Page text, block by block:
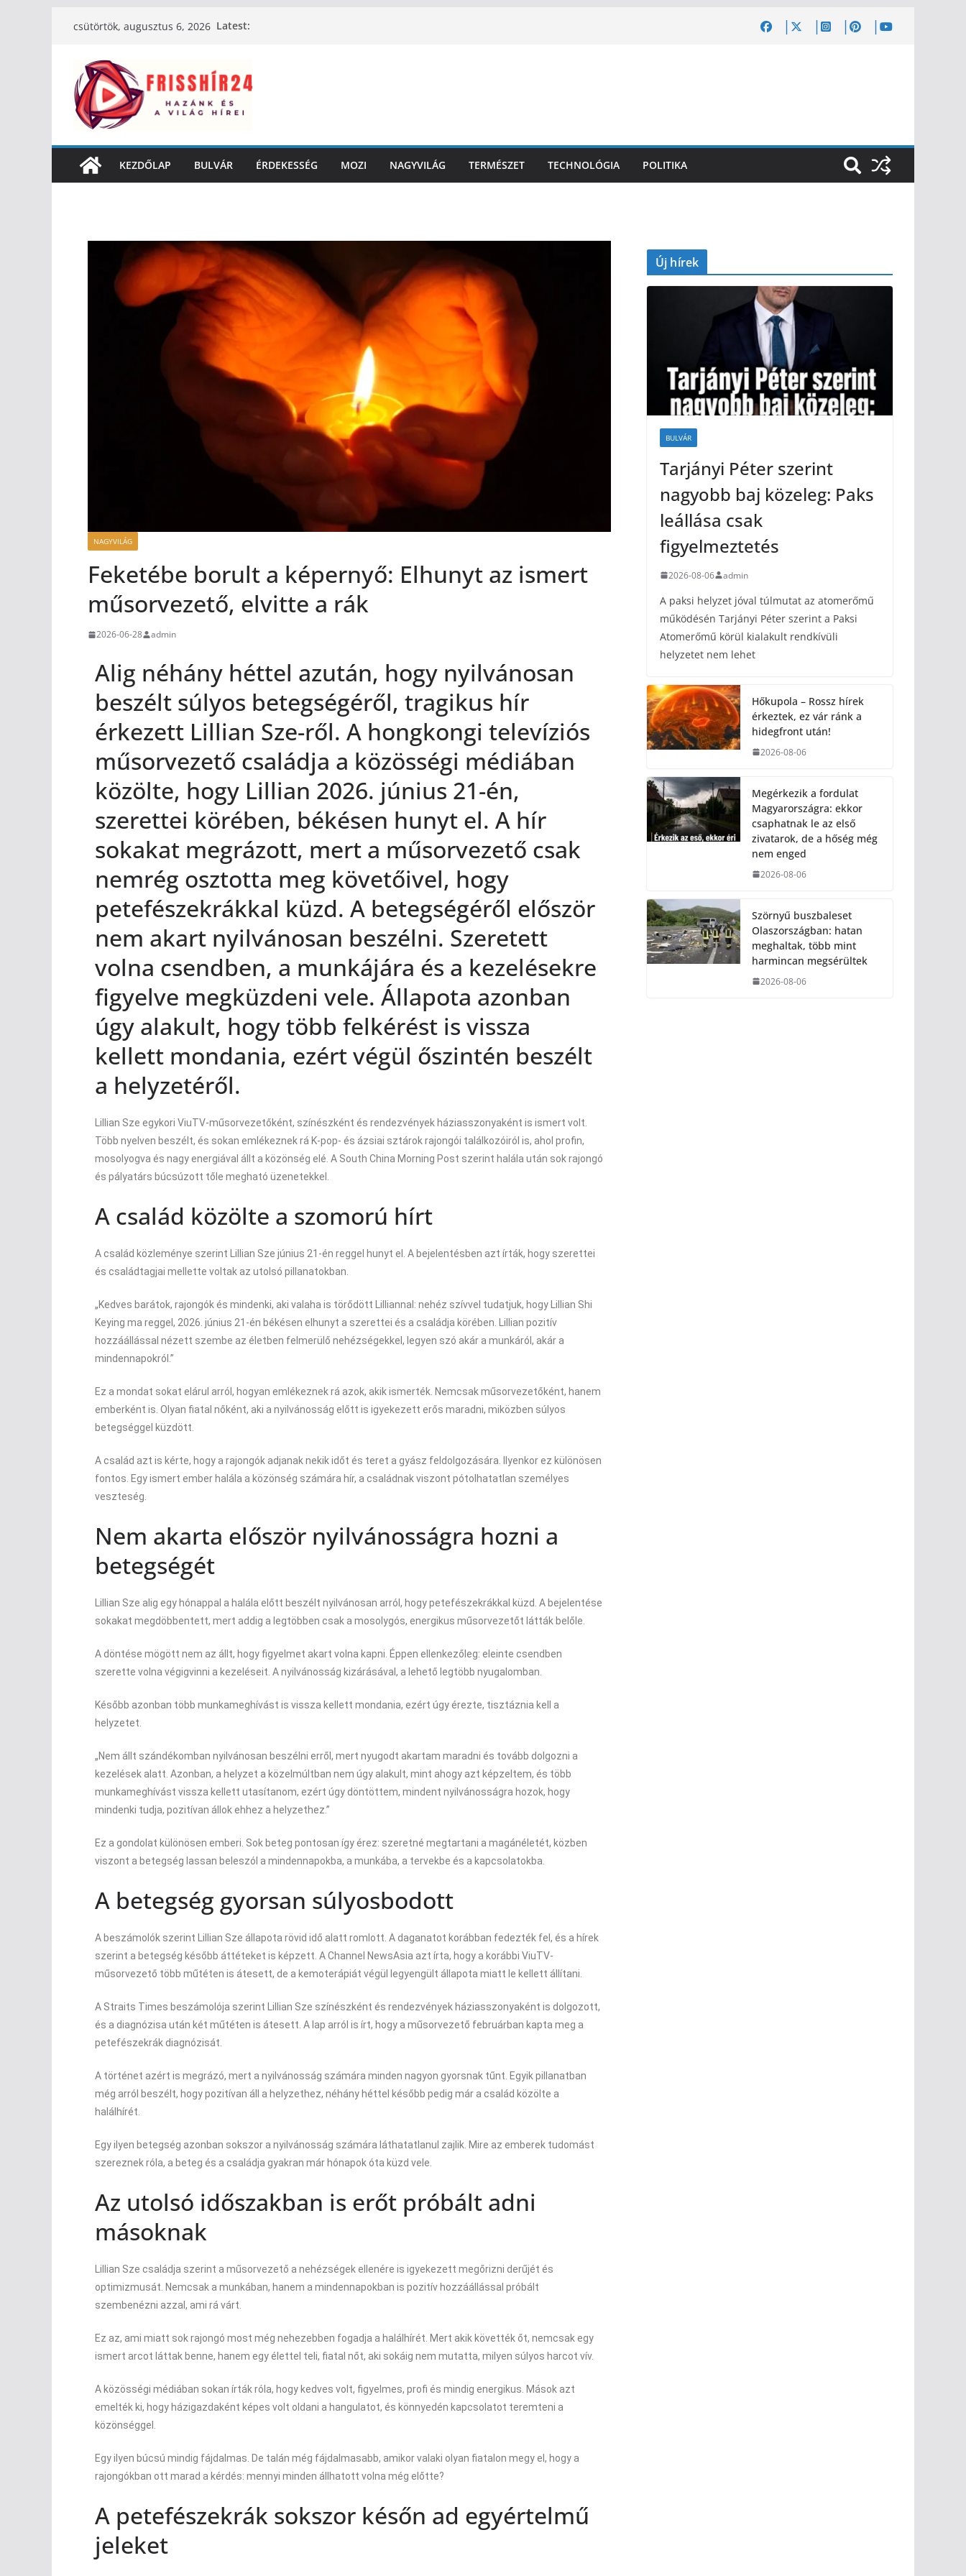
csütörtök, augusztus 6, 2026 Latest:
KEZDŐLAP BULVÁR ÉRDEKESSÉG MOZI NAGYVILÁG TERMÉSZET TECHNOLÓGIA POLITIKA
NAGYVILÁG
Feketébe borult a képernyő: Elhunyt az ismert
műsorvezető, elvitte a rák
2026-06-28 admin
Alig néhány héttel azután, hogy nyilvánosan
beszélt súlyos betegségéről, tragikus hír
érkezett Lillian Sze-ről. A hongkongi televíziós
műsorvezető családja a közösségi médiában
közölte, hogy Lillian 2026. június 21-én,
szerettei körében, békésen hunyt el. A hír
sokakat megrázott, mert a műsorvezető csak
nemrég osztotta meg követőivel, hogy
petefészekrákkal küzd. A betegségéről először
nem akart nyilvánosan beszélni. Szeretett
volna csendben, a munkájára és a kezelésekre
figyelve megküzdeni vele. Állapota azonban
úgy alakult, hogy több felkérést is vissza
kellett mondania, ezért végül őszintén beszélt
a helyzetéről.
Lillian Sze egykori ViuTV-műsorvezetőként, színészként és rendezvények háziasszonyaként is ismert volt.
Több nyelven beszélt, és sokan emlékeznek rá K-pop- és ázsiai sztárok rajongói találkozóiról is, ahol profin,
mosolyogva és nagy energiával állt a közönség elé. A South China Morning Post szerint halála után sok rajongó
és pályatárs búcsúzott tőle megható üzenetekkel.
A család közölte a szomorú hírt
A család közleménye szerint Lillian Sze június 21-én reggel hunyt el. A bejelentésben azt írták, hogy szerettei
és családtagjai mellette voltak az utolsó pillanatokban.
„Kedves barátok, rajongók és mindenki, aki valaha is törődött Lilliannal: nehéz szívvel tudatjuk, hogy Lillian Shi
Keying ma reggel, 2026. június 21-én békésen elhunyt a szerettei és a családja körében. Lillian pozitív
hozzáállással nézett szembe az életben felmerülő nehézségekkel, legyen szó akár a munkáról, akár a
mindennapokról.”
Ez a mondat sokat elárul arról, hogyan emlékeznek rá azok, akik ismerték. Nemcsak műsorvezetőként, hanem
emberként is. Olyan fiatal nőként, aki a nyilvánosság előtt is igyekezett erős maradni, miközben súlyos
betegséggel küzdött.
A család azt is kérte, hogy a rajongók adjanak nekik időt és teret a gyász feldolgozására. Ilyenkor ez különösen
fontos. Egy ismert ember halála a közönség számára hír, a családnak viszont pótolhatatlan személyes
veszteség.
Nem akarta először nyilvánosságra hozni a
betegségét
Lillian Sze alig egy hónappal a halála előtt beszélt nyilvánosan arról, hogy petefészekrákkal küzd. A bejelentése
sokakat megdöbbentett, mert addig a legtöbben csak a mosolygós, energikus műsorvezetőt látták belőle.
A döntése mögött nem az állt, hogy figyelmet akart volna kapni. Éppen ellenkezőleg: eleinte csendben
szerette volna végigvinni a kezeléseit. A nyilvánosság kizárásával, a lehető legtöbb nyugalomban.
Később azonban több munkameghívást is vissza kellett mondania, ezért úgy érezte, tisztáznia kell a
helyzetet.
„Nem állt szándékomban nyilvánosan beszélni erről, mert nyugodt akartam maradni és tovább dolgozni a
kezelések alatt. Azonban, a helyzet a közelmúltban nem úgy alakult, mint ahogy azt képzeltem, és több
munkameghívást vissza kellett utasítanom, ezért úgy döntöttem, mindent nyilvánosságra hozok, hogy
mindenki tudja, pozitívan állok ehhez a helyzethez.”
Ez a gondolat különösen emberi. Sok beteg pontosan így érez: szeretné megtartani a magánéletét, közben
viszont a betegség lassan beleszól a mindennapokba, a munkába, a tervekbe és a kapcsolatokba.
A betegség gyorsan súlyosbodott
A beszámolók szerint Lillian Sze állapota rövid idő alatt romlott. A daganatot korábban fedezték fel, és a hírek
szerint a betegség később áttéteket is képzett. A Channel NewsAsia azt írta, hogy a korábbi ViuTV-
műsorvezető több műtéten is átesett, de a kemoterápiát végül legyengült állapota miatt le kellett állítani.
A Straits Times beszámolója szerint Lillian Sze színészként és rendezvények háziasszonyaként is dolgozott,
és a diagnózisa után két műtéten is átesett. A lap arról is írt, hogy a műsorvezető februárban kapta meg a
petefészekrák diagnózisát.
A történet azért is megrázó, mert a nyilvánosság számára minden nagyon gyorsnak tűnt. Egyik pillanatban
még arról beszélt, hogy pozitívan áll a helyzethez, néhány héttel később pedig már a család közölte a
halálhírét.
Egy ilyen betegség azonban sokszor a nyilvánosság számára láthatatlanul zajlik. Mire az emberek tudomást
szereznek róla, a beteg és a családja gyakran már hónapok óta küzd vele.
Az utolsó időszakban is erőt próbált adni
másoknak
Lillian Sze családja szerint a műsorvezető a nehézségek ellenére is igyekezett megőrizni derűjét és
optimizmusát. Nemcsak a munkában, hanem a mindennapokban is pozitív hozzáállással próbált
szembenézni azzal, ami rá várt.
Ez az, ami miatt sok rajongó most még nehezebben fogadja a halálhírét. Mert akik követték őt, nemcsak egy
ismert arcot láttak benne, hanem egy élettel teli, fiatal nőt, aki sokáig nem mutatta, milyen súlyos harcot vív.
A közösségi médiában sokan írták róla, hogy kedves volt, figyelmes, profi és mindig energikus. Mások azt
emelték ki, hogy házigazdaként képes volt oldani a hangulatot, és könnyedén kapcsolatot teremteni a
közönséggel.
Egy ilyen búcsú mindig fájdalmas. De talán még fájdalmasabb, amikor valaki olyan fiatalon megy el, hogy a
rajongókban ott marad a kérdés: mennyi minden állhatott volna még előtte?
A petefészekrák sokszor későn ad egyértelmű
jeleket
Új hírek
BULVÁR
Tarjányi Péter szerint
nagyobb baj közeleg: Paks
leállása csak
figyelmeztetés
2026-08-06 admin
A paksi helyzet jóval túlmutat az atomerőmű
működésén Tarjányi Péter szerint a Paksi
Atomerőmű körül kialakult rendkívüli
helyzetet nem lehet
Hőkupola – Rossz hírek
érkeztek, ez vár ránk a
hidegfront után!
2026-08-06
Megérkezik a fordulat
Magyarországra: ekkor
csaphatnak le az első
zivatarok, de a hőség még
nem enged
2026-08-06
Szörnyű buszbaleset
Olaszországban: hatan
meghaltak, több mint
harmincan megsérültek
2026-08-06